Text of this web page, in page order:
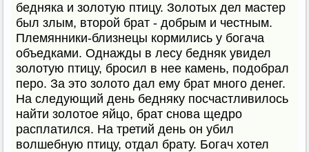
бедняка и золотую птицу. Золотых дел мастер
был злым, второй брат - добрым и честным.
Племянники-близнецы кормились у богача
объедками. Однажды в лесу бедняк увидел
золотую птицу, бросил в нее камень, подобрал
перо. За это золото дал ему брат много денег.
На следующий день бедняку посчастливилось
найти золотое яйцо, брат снова щедро
расплатился. На третий день он убил
волшебную птицу, отдал брату. Богач хотел